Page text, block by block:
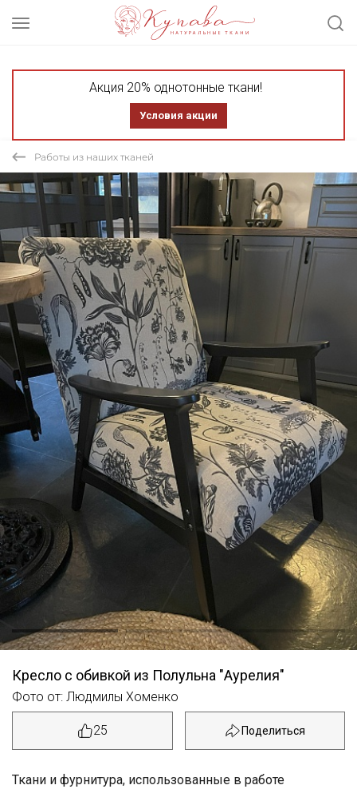
Акция 20% однотонные ткани!
Условия акции
Работы из наших тканей
Кресло с обивкой из Полульна "Аурелия"
Фото от: Людмилы Хоменко
25
Ткани и фурнитура, использованные в работе